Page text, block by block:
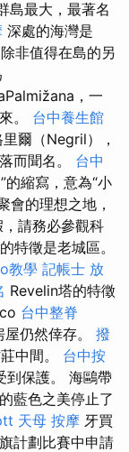
島最大，最著名
深處的海灣是
非值得在島的另
，一
。 台中養生館
爾（Negril），
而聞名。 台中
的縮寫，意為“小
會的理想之地，
請務必參觀科
特徵是老城區。
教學 記帳士 放
Revelin塔的特徵
台中整脊
仍然倖存。 撥
中間。 台中按
到保護。 海鷗帶
藍色之美停止了
天母 按摩 牙買
計劃比賽中申請